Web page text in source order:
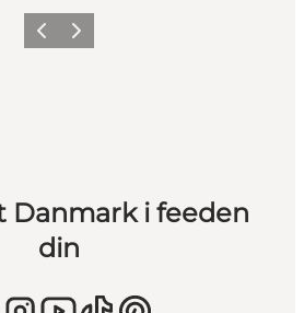
ForrigeNeste
Danmark i feeden
din